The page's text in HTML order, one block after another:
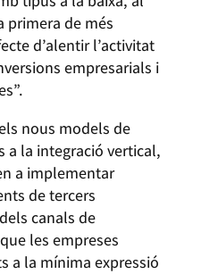
primera de més
d’alentir l’activitat
empresarials i
nous models de
a la integració vertical,
a implementar
de tercers
canals de
les empreses
a la mínima expressió